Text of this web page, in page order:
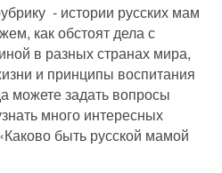
- истории русских мам
как обстоят дела с
в разных странах мира,
и принципы воспитания
можете задать вопросы
много интересных
быть русской мамой